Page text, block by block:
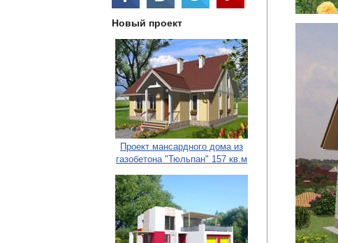
Новый проект
Проект мансардного дома из
газобетона "Тюльпан" 157 кв.м